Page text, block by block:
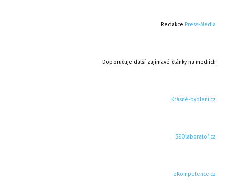
Redakce Press-Media
Doporučuje další zajímavé články na mediích
Krásné-bydlení.cz
SEOlaboratoř.cz
eKompetence.cz